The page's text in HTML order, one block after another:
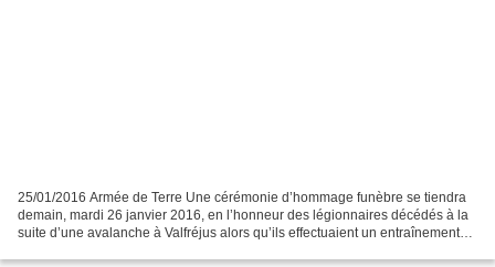
25/01/2016 Armée de Terre Une cérémonie d’hommage funèbre se tiendra
demain, mardi 26 janvier 2016, en l’honneur des légionnaires décédés à la
suite d’une avalanche à Valfréjus alors qu’ils effectuaient un entraînement